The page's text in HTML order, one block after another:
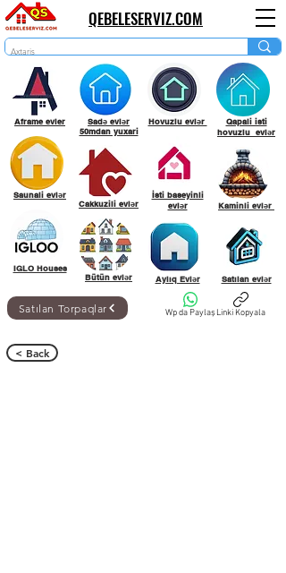
QEBELESERVIZ.COM
Aframe evler
Saunali evlər
IGLO Houses
Sadə evlər
50mdan yuxari
Cakkuzili evlər
Bütün evlər
Hovuzlu evlər
İsti baseyinli
evlər
Aylıq Evlər
Qapali isti
hovuzlu evlər
Kaminli evlər
Satılan evlər
Wp da PaylaşLinki Kopyala
Satılan Torpaqlar
< Back